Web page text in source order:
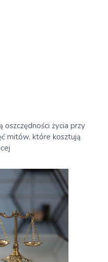
życia przy
mitów, które kosztują